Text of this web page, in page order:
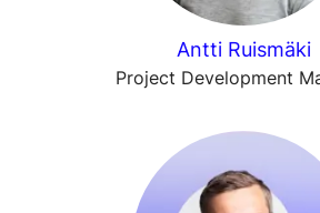
Antti Ruismäki
Project Development